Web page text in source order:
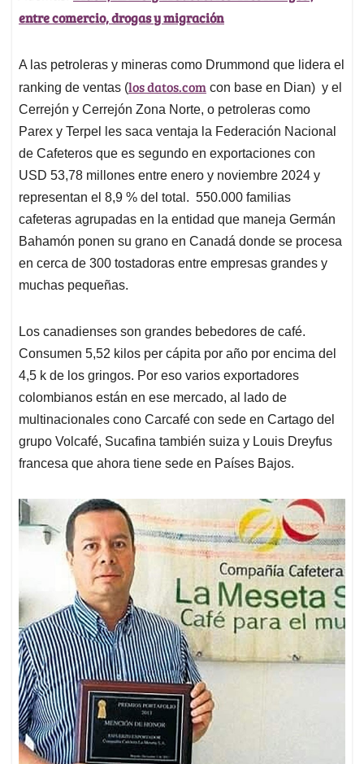
entre comercio, drogas y migración
A las petroleras y mineras como Drummond que lidera el
ranking de ventas (los datos.com con base en Dian) y el
Cerrejón y Cerrejón Zona Norte, o petroleras como
Parex y Terpel les saca ventaja la Federación Nacional
de Cafeteros que es segundo en exportaciones con
USD 53,78 millones entre enero y noviembre 2024 y
representan el 8,9 % del total. 550.000 familias
cafeteras agrupadas en la entidad que maneja Germán
Bahamón ponen su grano en Canadá donde se procesa
en cerca de 300 tostadoras entre empresas grandes y
muchas pequeñas.
Los canadienses son grandes bebedores de café.
Consumen 5,52 kilos per cápita por año por encima del
4,5 k de los gringos. Por eso varios exportadores
colombianos están en ese mercado, al lado de
multinacionales cono Carcafé con sede en Cartago del
grupo Volcafé, Sucafina también suiza y Louis Dreyfus
francesa que ahora tiene sede en Países Bajos.